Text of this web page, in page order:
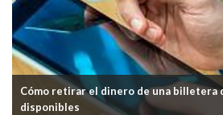
Cómo retirar el dinero de una billetera
disponibles